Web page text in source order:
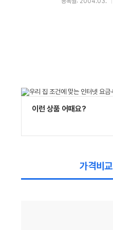
이런 상품 어때요?
가격비교